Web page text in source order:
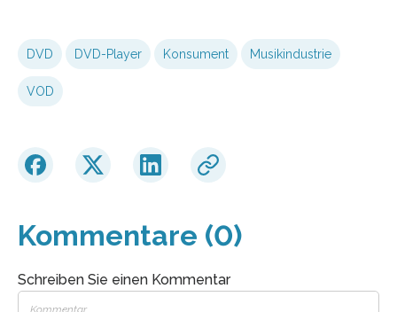
DVD DVD-Player Konsument Musikindustrie
VOD
Kommentare (0)
Schreiben Sie einen Kommentar